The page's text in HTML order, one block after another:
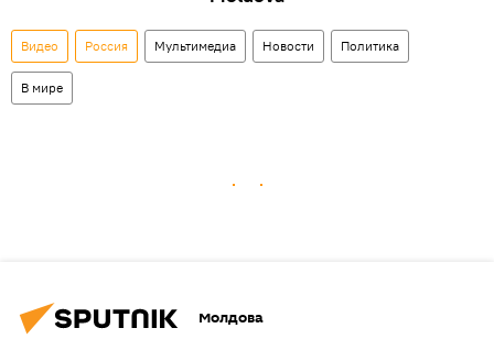
Видео Россия Мультимедиа Новости Политика
В мире
Молдова